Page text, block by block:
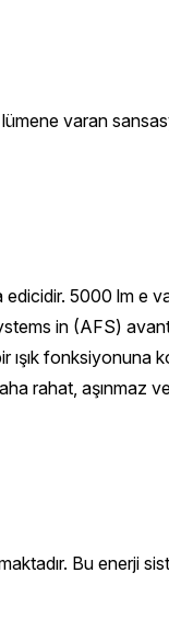
varan
5000 lm e
in (AFS)
ışık fonksiyonuna
rahat, aşınmaz ve
Bu enerji